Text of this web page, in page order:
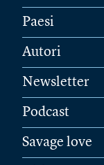
Paesi
Autori
Newsletter
Podcast
Savage love